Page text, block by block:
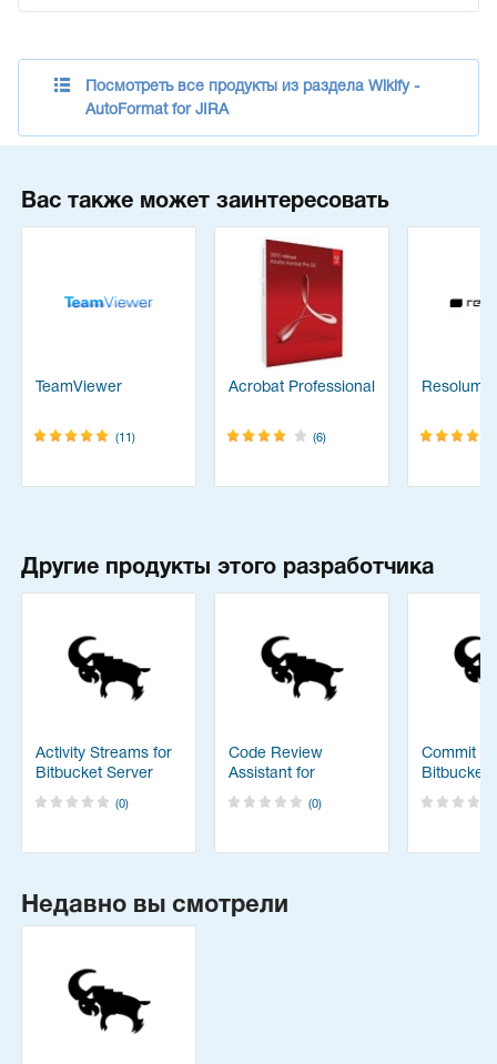
Посмотреть все продукты из раздела Wikify -
AutoFormat for JIRA
Вас также может заинтересовать
TeamViewer
(11)
Acrobat Professional
(6)
Resolume
Другие продукты этого разработчика
Activity Streams for
Bitbucket Server
(0)
Code Review
Assistant for
Bitbucket
(0)
Commit
Bitbucket
Недавно вы смотрели